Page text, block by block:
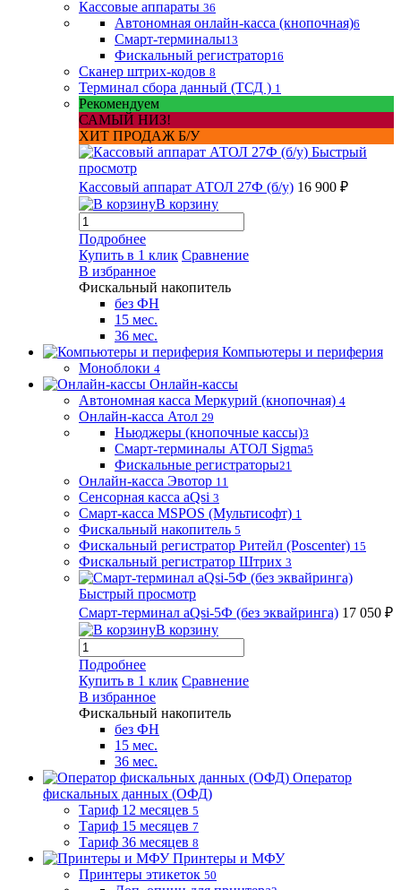
Кассовые аппараты 36
Автономная онлайн-касса (кнопочная)6
Смарт-терминалы13
Фискальный регистратор16
Сканер штрих-кодов 8
Терминал сбора данный (ТСД ) 1
Рекомендуем
САМЫЙ НИЗ!
ХИТ ПРОДАЖ Б/У
Быстрый
просмотр
Кассовый аппарат АТОЛ 27Ф (б/у) 16 900 ₽
В корзину
Подробнее
Купить в 1 клик Сравнение
В избранное
Фискальный накопитель
без ФН
15 мес.
36 мес.
Компьютеры и периферия
Моноблоки 4
Онлайн-кассы
Автономная касса Меркурий (кнопочная) 4
Онлайн-касса Атол 29
Ньюджеры (кнопочные кассы)3
Смарт-терминалы АТОЛ Sigma5
Фискальные регистраторы21
Онлайн-касса Эвотор 11
Сенсорная касса aQsi 3
Смарт-касса MSPOS (Мультисофт) 1
Фискальный накопитель 5
Фискальный регистратор Ритейл (Poscenter) 15
Фискальный регистратор Штрих 3
Быстрый просмотр
Смарт-терминал aQsi-5Ф (без эквайринга) 17 050 ₽
В корзину
Подробнее
Купить в 1 клик Сравнение
В избранное
Фискальный накопитель
без ФН
15 мес.
36 мес.
Оператор
фискальных данных (ОФД)
Тариф 12 месяцев 5
Тариф 15 месяцев 7
Тариф 36 месяцев 8
Принтеры и МФУ
Принтеры этикеток 50